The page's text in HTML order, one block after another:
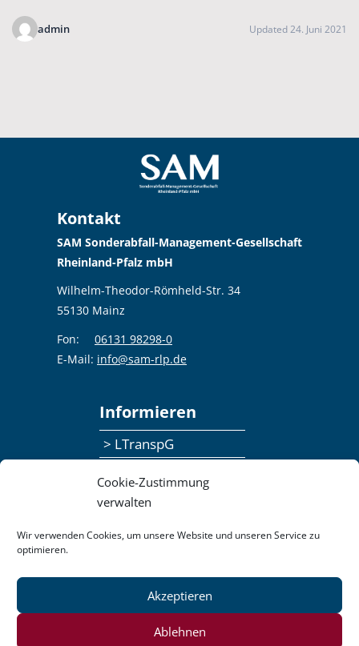
Cookie-Zustimmung
verwalten
Wir verwenden Cookies, um unsere Website und unseren Service zu
optimieren.
Akzeptieren
Ablehnen
admin Updated 24. Juni 2021
Kontakt
SAM Sonderabfall-Management-Gesellschaft
Rheinland-Pfalz mbH
Wilhelm-Theodor-Römheld-Str. 34
55130 Mainz
Fon:
06131 98298-0
E-Mail: info@sam-rlp.de
Informieren
> LTranspG
> Publikationen
Datenschutzerklärung
Impressum
Pressemitteilungen
Barrierefreiheit